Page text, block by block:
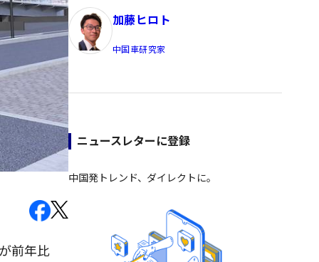
前年比
加藤ヒロト
中国車研究家
ニュースレターに登録
中国発トレンド、ダイレクトに。